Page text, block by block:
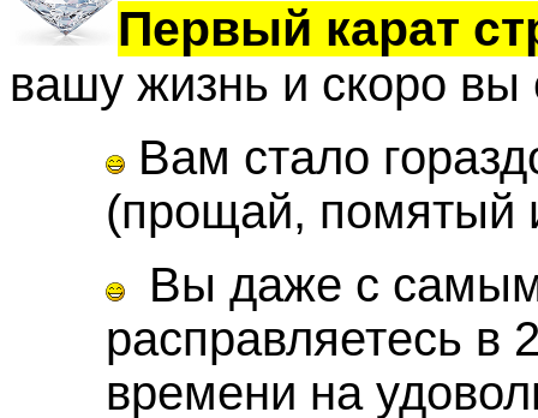
Первый карат
вашу жизнь и скоро
Вам стало
(прощай, помятый
Вы даже с
расправляетесь в
времени на